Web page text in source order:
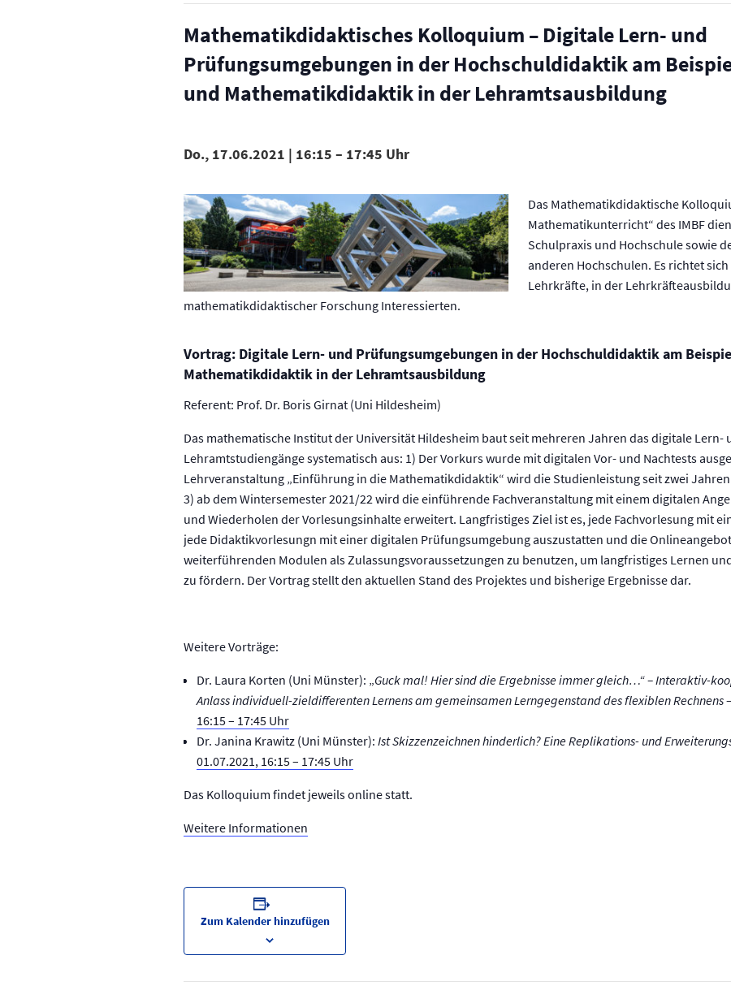
Mathematikdidaktisches Kolloquium – Digitale Lern- und
Prüfungsumgebungen in der Hochschuldidaktik am
und Mathematikdidaktik in der Lehramtsausbildung
Do., 17.06.2021 | 16:15 – 17:45
Das Mathematikdidaktische
Mathematikunterricht“ des IMBF
Schulpraxis und Hochschule sowie
anderen Hochschulen. Es richtet
Lehrkräfte, in der
mathematikdidaktischer Forschung Interessierten.
Vortrag: Digitale Lern- und Prüfungsumgebungen in der Hochschuldidaktik am
Mathematikdidaktik in der Lehramtsausbildung
Referent: Prof. Dr. Boris Girnat (Uni Hildesheim)
Das mathematische Institut der Universität Hildesheim baut seit mehreren Jahren das digitale
Lehramtstudiengänge systematisch aus: 1) Der Vorkurs wurde mit digitalen Vor- und Nachtests
Lehrveranstaltung „Einführung in die Mathematikdidaktik“ wird die Studienleistung seit zwei
3) ab dem Wintersemester 2021/22 wird die einführende Fachveranstaltung mit einem digitalen
und Wiederholen der Vorlesungsinhalte erweitert. Langfristiges Ziel ist es, jede Fachvorlesung mit
jede Didaktikvorlesungn mit einer digitalen Prüfungsumgebung auszustatten und die
weiterführenden Modulen als Zulassungsvoraussetzungen zu benutzen, um langfristiges Lernen
zu fördern. Der Vortrag stellt den aktuellen Stand des Projektes und bisherige Ergebnisse dar.
Weitere Vorträge:
Dr. Laura Korten (Uni Münster): „Guck mal! Hier sind die Ergebnisse immer gleich…“ – Interaktiv-
Anlass individuell-zieldifferenten Lernens am gemeinsamen Lerngegenstand des flexiblen Rechnens–
16:15 – 17:45 Uhr
Dr. Janina Krawitz (Uni Münster): Ist Skizzenzeichnen hinderlich? Eine Replikations- und
01.07.2021, 16:15 – 17:45 Uhr
Das Kolloquium findet jeweils online statt.
Weitere Informationen
Zum Kalender hinzufügen